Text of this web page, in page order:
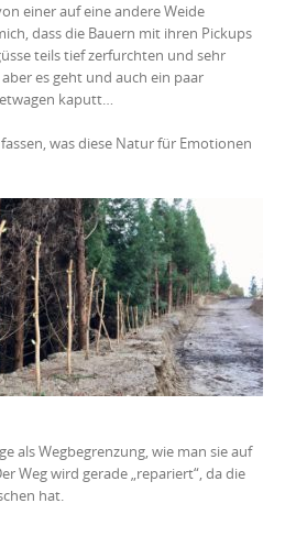
einer auf eine andere Weide
dass die Bauern mit ihren Pickups
teils tief zerfurchten und sehr
es geht und auch ein paar
kaputt…
was diese Natur für Emotionen
als Wegbegrenzung, wie man sie auf
Weg wird gerade „repariert“, da die
hat.